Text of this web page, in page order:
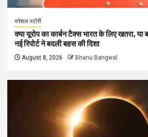
स्पेशल स्टोरी
क्या यूरोप का कार्बन टैक्स भारत के लिए खतरा,
नई रिपोर्ट ने बदली बहस की दिशा
August 8, 2026 Bhanu Bangwal